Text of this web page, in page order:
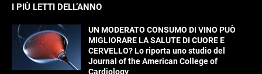
I PIÙ LETTI DELL’ANNO
UN MODERATO CONSUMO DI VINO PUÒ
MIGLIORARE LA SALUTE DI CUORE E
CERVELLO? Lo riporta uno studio del
Journal of the American College of
Cardiology